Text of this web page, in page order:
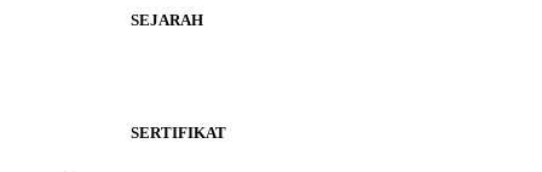
SEJARAH
SERTIFIKAT